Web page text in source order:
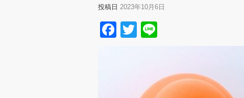
投稿日 2023年10月6日
Facebook
Twitter